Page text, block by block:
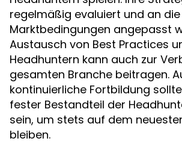
regelmäßig evaluiert und an
Marktbedingungen angepasst
Austausch von Best Practices
Headhuntern kann auch zur
gesamten Branche beitragen.
kontinuierliche Fortbildung
fester Bestandteil der
sein, um stets auf dem
bleiben.